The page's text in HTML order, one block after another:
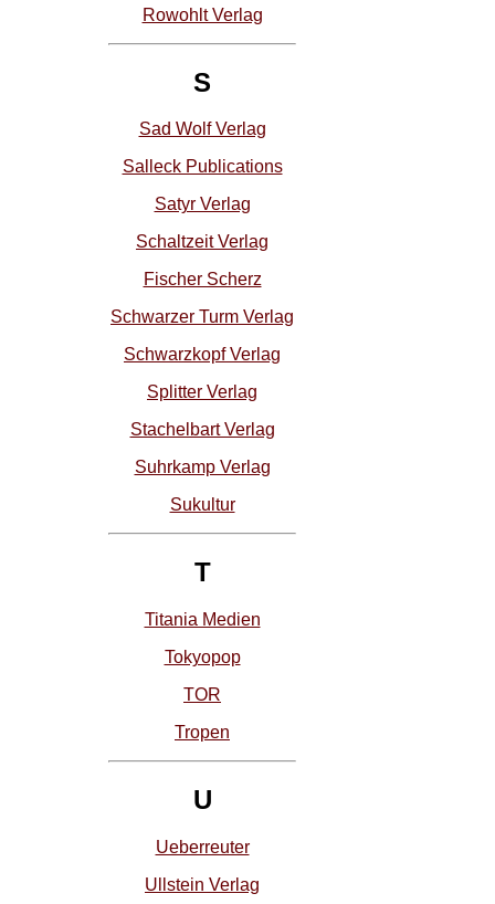
Rowohlt Verlag
S
Sad Wolf Verlag
Salleck Publications
Satyr Verlag
Schaltzeit Verlag
Fischer Scherz
Schwarzer Turm Verlag
Schwarzkopf Verlag
Splitter Verlag
Stachelbart Verlag
Suhrkamp Verlag
Sukultur
T
Titania Medien
Tokyopop
TOR
Tropen
U
Ueberreuter
Ullstein Verlag